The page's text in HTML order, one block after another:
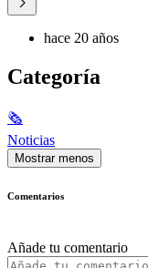
hace 20 años
Categoría
🗞
Noticias
Mostrar menos
Comentarios
Añade tu comentario